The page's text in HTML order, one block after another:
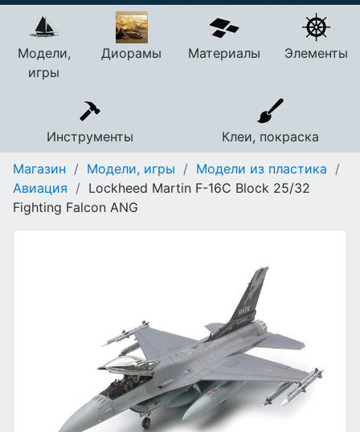
Модели,
игры
Диорамы Материалы Элементы
Инструменты
Клеи, покраска
Магазин / Модели, игры / Модели из пластика /
Авиация / Lockheed Martin F-16C Block 25/32
Fighting Falcon ANG